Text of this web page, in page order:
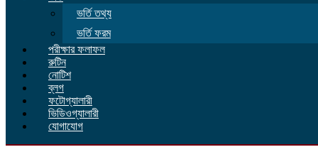
ভর্তি তথ্য
ভর্তি ফরম
পরীক্ষার ফলাফল
রুটিন
নোটিশ
ব্লগ
ফটোগ্যালারী
ভিডিওগ্যালারী
যোগাযোগ